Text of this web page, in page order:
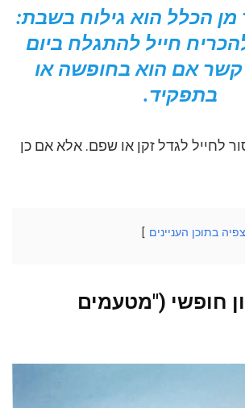
מן הכלל הוא גילוח בשבת:
חייל להתגלח ביום
אם הוא בחופשה או
בתפקיד.
לחייל לגדל זקן או שפם. אלא אם כן
בתוכן העניינים
חופשי ("מטעמים